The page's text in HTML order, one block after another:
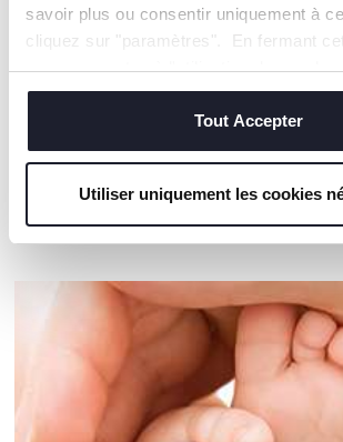
savoir plus ou consentir uniquement à
cliquez sur "paramètres". En fermant
vous consentez à l'utilisation des seuls
techniques, qui sont essentiels au
Tout Accepter
Utiliser uniquement les cookies
gonflé,
de
fourni
NOS